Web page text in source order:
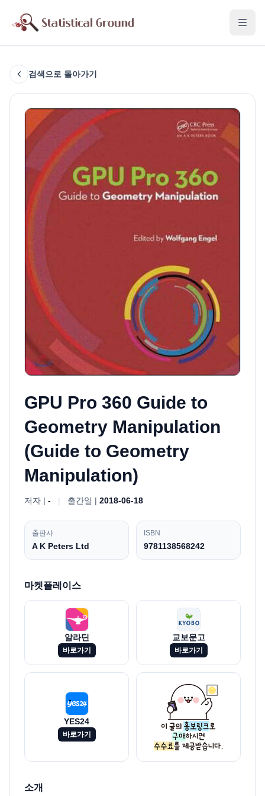
검색으로 돌아가기
GPU Pro 360 Guide to
Geometry Manipulation
(Guide to Geometry
Manipulation)
저자 | - | 출간일 | 2018-06-18
출판사
A K Peters Ltd
ISBN
9781138568242
마켓플레이스
알라딘
바로가기
교보문고
바로가기
YES24
바로가기
소개